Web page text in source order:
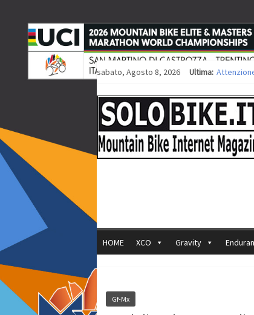
sabato, Agosto 8, 2026 Ultima:
Europei
35ª
Europei
HOME XCO Gravity
Gf-Mx